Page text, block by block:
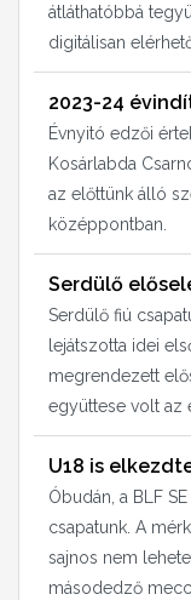
átláthatóbbá
digitálisan
2023-24
Évnyitó edzői
Kosárlabda
az előttünk álló
középpontban.
Serdülő
Serdülő fiú
lejátszotta idei
megrendezett
együttese volt az
U18 is
Óbudán, a BLF
csapatunk. A
sajnos nem
másodedző